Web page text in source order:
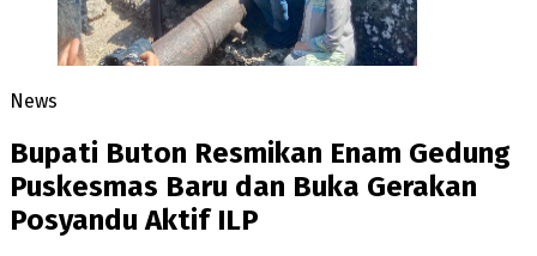
News
Bupati Buton Resmikan Enam Gedung
Puskesmas Baru dan Buka Gerakan
Posyandu Aktif ILP